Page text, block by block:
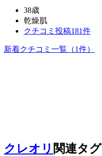
38歳
乾燥肌
クチコミ投稿181件
新着クチコミ一覧 （1件）
クレオリ 関連タグ